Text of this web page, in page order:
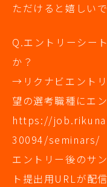
ただけると嬉しいで
Q.エントリーシー
か？
→リクナビエント
望の選考職種にエ
https://
30094/seminars/
エントリー後のサ
ト提出用URLが配